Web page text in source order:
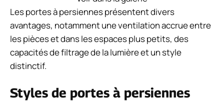
Les portes à persiennes présentent divers
avantages, notamment une ventilation accrue entre
les pièces et dans les espaces plus petits, des
capacités de filtrage de la lumière et un style
distinctif.
Styles de portes à persiennes